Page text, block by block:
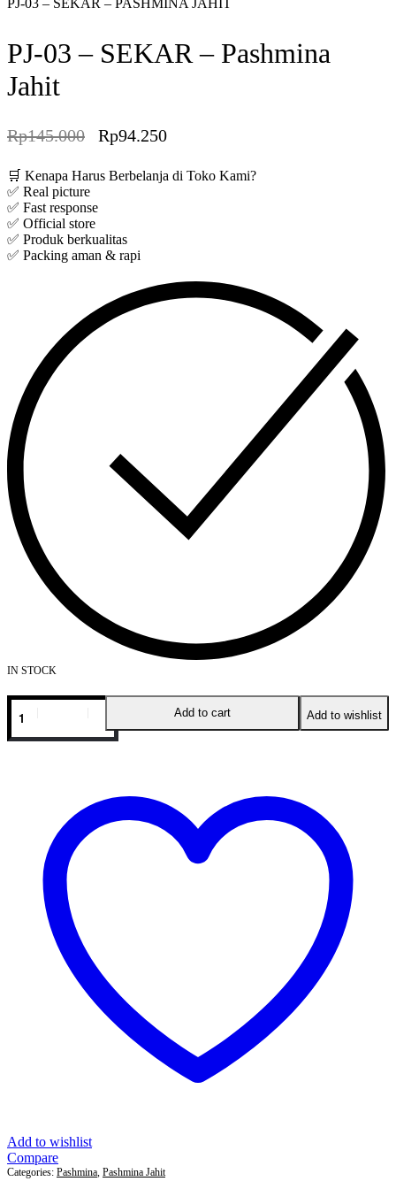
PJ-03 – SEKAR – PASHMINA JAHIT
PJ-03 – SEKAR – Pashmina
Jahit
Rp145.000 Rp94.250
🛒 Kenapa Harus Berbelanja di Toko Kami?
✅ Real picture
✅ Fast response
✅ Official store
✅ Produk berkualitas
✅ Packing aman & rapi
IN STOCK
Add to cart Add to wishlist
Add to wishlist
Compare
Categories: Pashmina Pashmina Jahit